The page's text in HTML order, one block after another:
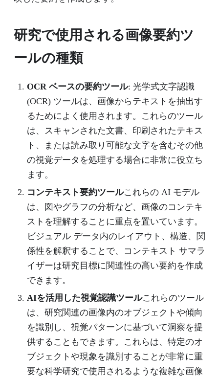
研究で使用される画像要約ツ
ールの種類
OCR ベースの要約ツール: 光学式文字認識
(OCR) ツールは、画像からテキストを抽出す
るためによく使用されます。これらのツール
は、スキャンされた文書、印刷されたテキス
ト、または読み取り可能な文字を含むその他
の視覚データを処理する場合に非常に役立ち
ます。
コンテキスト要約ツールこれらの AI モデル
は、図やグラフの分析など、画像のコンテキ
ストを理解することに重点を置いています。
ビジュアル データ内のレイアウト、構造、関
係性を解釈することで、コンテキスト サマラ
イザーは研究目標に関連性の高い要約を作成
できます。
AIを活用した視覚認識ツールこれらのツール
は、研究関連の画像内のオブジェクトや傾向
を識別し、視覚パターンに基づいて洞察を提
供することもできます。これらは、特定のオ
ブジェクトや現象を識別することが非常に重
要な科学研究で使用されるような複雑な画像